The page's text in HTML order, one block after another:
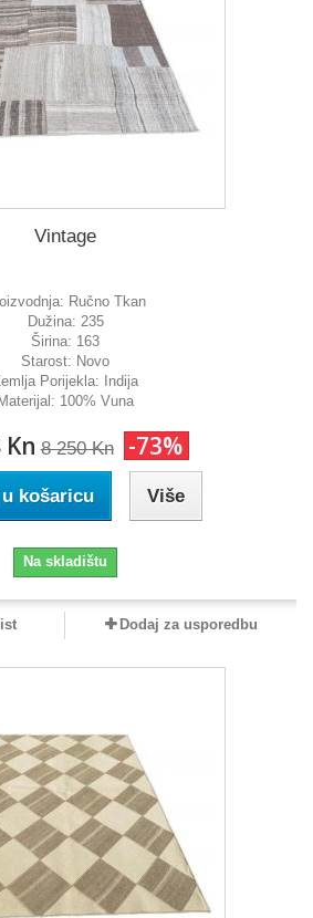
Vintage
Ručno Tkan
Dužina: 235
Širina: 163
Starost: Novo
Porijekla: Indija
100% Vuna
Kn 8 250 Kn -73%
košaricu Više
Na skladištu
Dodaj za usporedbu